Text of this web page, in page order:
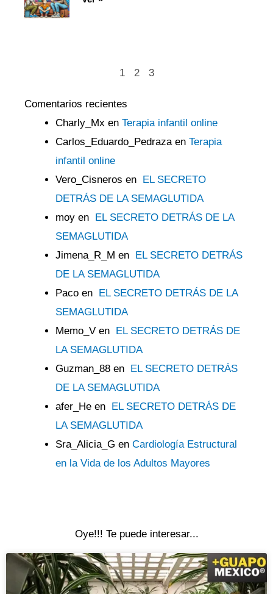
1 2 3
Comentarios recientes
Charly_Mx en Terapia infantil online
Carlos_Eduardo_Pedraza en Terapia
infantil online
Vero_Cisneros en EL SECRETO
DETRÁS DE LA SEMAGLUTIDA
moy en EL SECRETO DETRÁS DE LA
SEMAGLUTIDA
Jimena_R_M en EL SECRETO DETRÁS
DE LA SEMAGLUTIDA
Paco en EL SECRETO DETRÁS DE LA
SEMAGLUTIDA
Memo_V en EL SECRETO DETRÁS DE
LA SEMAGLUTIDA
Guzman_88 en EL SECRETO DETRÁS
DE LA SEMAGLUTIDA
afer_He en EL SECRETO DETRÁS DE
LA SEMAGLUTIDA
Sra_Alicia_G en Cardiología Estructural
en la Vida de los Adultos Mayores
Oye!!! Te puede interesar...